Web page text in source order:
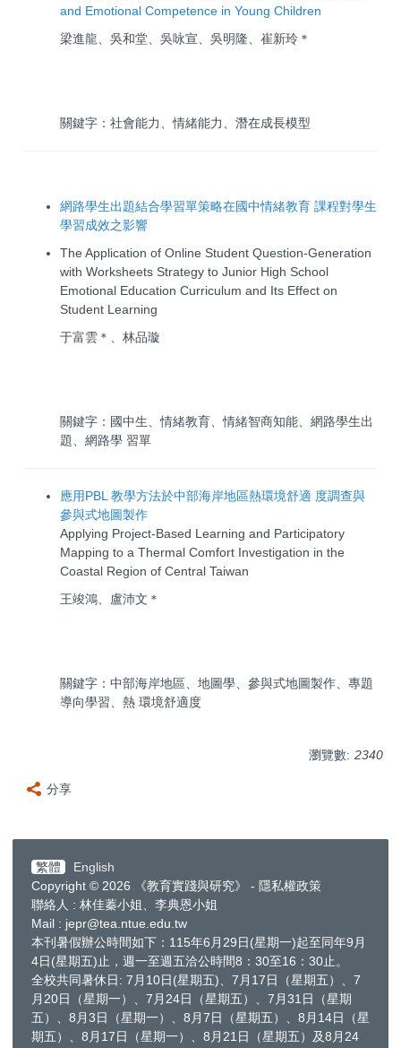
and Emotional Competence in Young Children
梁進龍、吳和堂、吳咏宣、吳明隆、崔新玲＊
關鍵字：社會能力、情緒能力、潛在成長模型
網路學生出題結合學習單策略在國中情緒教育 課程對學生
學習成效之影響
The Application of Online Student Question-Generation
with Worksheets Strategy to Junior High School
Emotional Education Curriculum and Its Effect on
Student Learning
于富雲＊、林品璇
關鍵字：國中生、情緒教育、情緒智商知能、網路學生出
題、網路學 習單
應用PBL 教學方法於中部海岸地區熱環境舒適 度調查與
參與式地圖製作
Applying Project-Based Learning and Participatory
Mapping to a Thermal Comfort Investigation in the
Coastal Region of Central Taiwan
王竣鴻、盧沛文＊
關鍵字：中部海岸地區、地圖學、參與式地圖製作、專題
導向學習、熱 環境舒適度
瀏覽數: 2340
分享
繁體
English
Copyright © 2026 《教育實踐與研究》 - 隱私權政策
聯絡人 : 林佳蓁小姐、李典恩小姐
Mail : jepr@tea.ntue.edu.tw
本刊暑假辦公時間如下：115年6月29日(星期一)起至同年9月
4日(星期五)止，週一至週五洽公時間8：30至16：30止。
全校共同暑休日: 7月10日(星期五)、7月17日（星期五）、7
月20日（星期一）、7月24日（星期五）、7月31日（星期
五）、8月3日（星期一）、8月7日（星期五）、8月14日（星
期五）、8月17日（星期一）、8月21日（星期五）及8月24